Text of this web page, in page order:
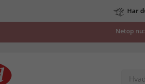
Har
Netop